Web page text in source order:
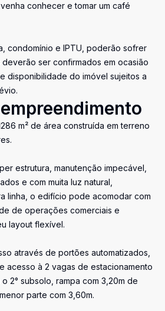
conhecer e tomar um café
condomínio e IPTU, poderão sofrer
ser confirmados em ocasião
disponibilidade do imóvel sujeitos a
m² de área construída em terreno
estrutura, manutenção impecável,
e com muita luz natural,
linha, o edifício pode acomodar com
de operações comerciais e
layout flexível.
através de portões automatizados,
acesso à 2 vagas de estacionamento
2° subsolo, rampa com 3,20m de
parte com 3,60m.